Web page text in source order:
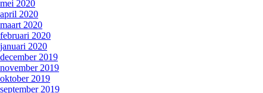
mei 2020
april 2020
maart 2020
februari 2020
januari 2020
december 2019
november 2019
oktober 2019
september 2019